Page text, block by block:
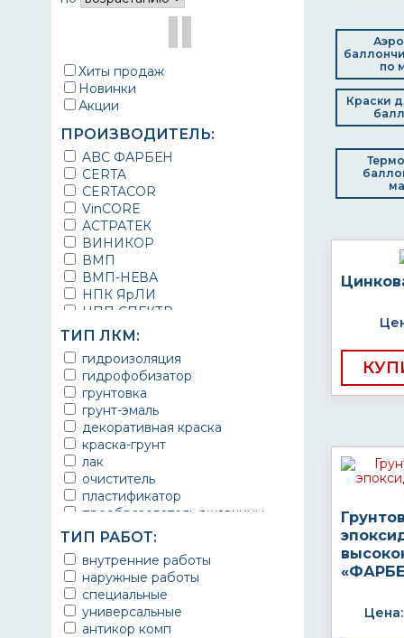
Хиты продаж
Новинки
Акции
ПРОИЗВОДИТЕЛЬ:
ABC ФАРБЕН
CERTA
CERTACOR
VinCORE
АСТРАТЕК
ВИНИКОР
ВМП
ВМП-НЕВА
НПК ЯрЛИ
НПП СПЕКТР
НПФ ЭМАЛЬ
ТЕРМА
УРЕПЛЕН
ТИП ЛКМ:
гидроизоляция
гидрофобизатор
грунтовка
грунт-эмаль
декоративная краска
краска-грунт
лак
очиститель
пластификатор
преобразователь ржавчины
эмаль
Краска
Покрытие
грунт эмаль
защитное покрытие
ТИП РАБОТ:
внутренние работы
наружные работы
специальные
универсальные
антикор комп
по
Краски
Цена: